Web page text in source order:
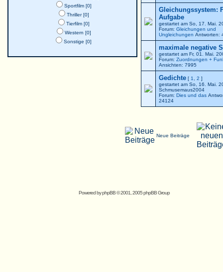
Sportfilm [0]
Thriller [0]
Tierfilm [0]
Western [0]
Sonstige [0]
Gleichungssystem:
Aufgabe
gestartet am So, 17. Mai.
Forum: Gleichungen und
Ungleichungen Antworten:
maximale negative
gestartet am Fr, 01. Mai.
Forum: Zuordnungen +
Ansichten: 7995
Gedichte [ 1 2 ]
gestartet am So, 16. Mai.
Schmusemaus2004
Forum: Dies und das
24124
Neue Beiträge
Powered byphpBB© 2001, 2005 phpBB Group